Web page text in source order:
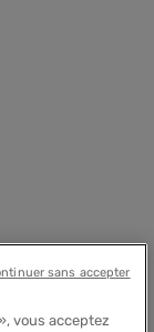
vous acceptez
sans accepter